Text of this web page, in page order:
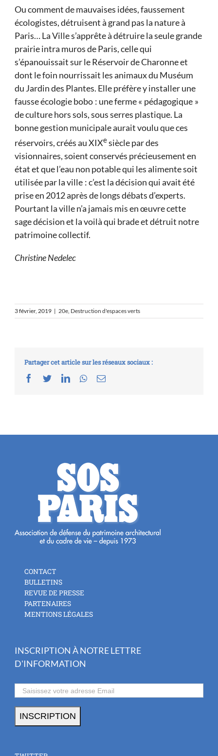
Ou comment de mauvaises idées, faussement
écologistes, détruisent à grand pas la nature à
Paris… La Ville s’apprête à détruire la seule grande
prairie intra muros de Paris, celle qui
s’épanouissait sur le Réservoir de Charonne et
dont le foin nourrissait les animaux du Muséum
du Jardin des Plantes. Elle préfère y installer une
fausse écologie bobo : une ferme « pédagogique »
de culture hors sols, sous serres plastique. La
bonne gestion municipale aurait voulu que ces
réservoirs, créés au XIXesiècle par des
visionnaires, soient conservés précieusement en
état et que l’eau non potable qui les alimente soit
utilisée par la ville : c’est la décision qui avait été
prise en 2012 après de longs débats d’experts.
Pourtant la ville n’a jamais mis en œuvre cette
sage décision et la voilà qui brade et détruit notre
patrimoine collectif.
Christine Nedelec
3 février, 2019 | 20e Destruction d'espaces verts
Partager cet article sur les réseaux sociaux :
Facebook
TwitterLinkedInWhatsapp
Email
CONTACT
BULLETINS
REVUE DE PRESSE
PARTENAIRES
MENTIONS LÉGALES
INSCRIPTION À NOTRE LETTRE
D'INFORMATION